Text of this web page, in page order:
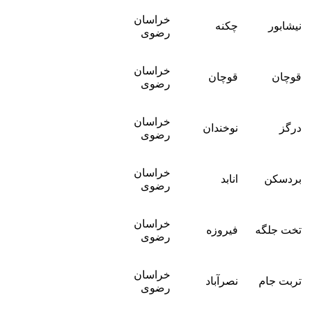
نیشابور چکنه
خراسان
رضوی
قوچان قوچان
خراسان
رضوی
درگز نوخندان
خراسان
رضوی
بردسکن انابد
خراسان
رضوی
تخت جلگه فیروزه
خراسان
رضوی
تربت جام نصرآباد
خراسان
رضوی